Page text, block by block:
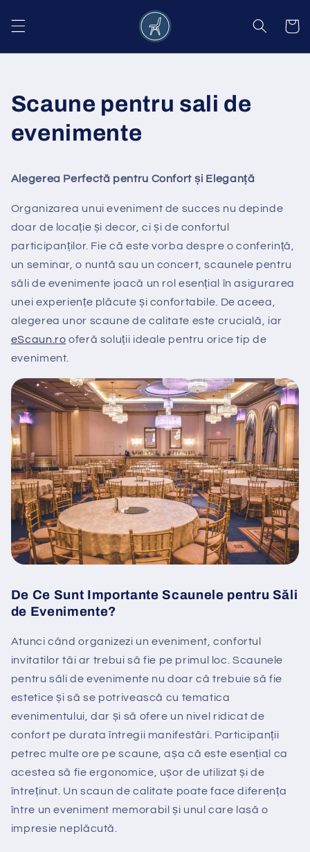
conținut
Coș
Scaune pentru sali de
evenimente
Alegerea Perfectă pentru Confort și Eleganță
Organizarea unui eveniment de succes nu depinde
doar de locație și decor, ci și de confortul
participanților. Fie că este vorba despre o conferință,
un seminar, o nuntă sau un concert, scaunele pentru
săli de evenimente joacă un rol esențial în asigurarea
unei experiențe plăcute și confortabile. De aceea,
alegerea unor scaune de calitate este crucială, iar
eScaun .ro oferă soluții ideale pentru orice tip de
eveniment.
De Ce Sunt Importante Scaunele pentru Săli
de Evenimente?
Atunci când organizezi un eveniment, confortul
invitatilor tăi ar trebui să fie pe primul loc. Scaunele
pentru săli de evenimente nu doar că trebuie să fie
estetice și să se potrivească cu tematica
evenimentului, dar și să ofere un nivel ridicat de
confort pe durata întregii manifestări. Participanții
petrec multe ore pe scaune, așa că este esențial ca
acestea să fie ergonomice, ușor de utilizat și de
întreținut. Un scaun de calitate poate face diferența
între un eveniment memorabil și unul care lasă o
impresie neplăcută.